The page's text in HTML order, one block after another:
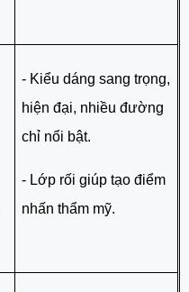
- Kiểu dáng sang trọng,
hiện đại, nhiều đường
chỉ nổi bật.
- Lớp rối giúp tạo điểm
nhấn thẩm mỹ.